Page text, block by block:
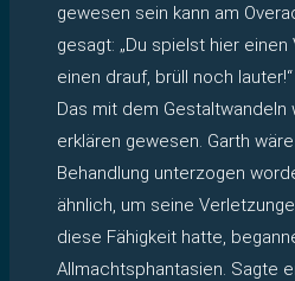
gewesen sein kann am
gesagt: „Du spielst hier
einen drauf, brüll noch lauter!“
Das mit dem
erklären gewesen. Garth
Behandlung unterzogen
ähnlich, um seine
diese Fähigkeit hatte,
Allmachtsphantasien. Sagte